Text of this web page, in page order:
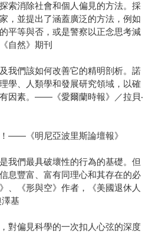
索消除社會和個人偏見的方法。採
，並提出了涵蓋廣泛的方法，例如
平等與否，或是警察以正念思考減
自然》期刊
我們該如何改善它的精明剖析。諾
學、人類學和發展研究領域，以確
因素。——《愛爾蘭時報》／拉貝‧
——《明尼亞波里斯論壇報》
我們最具破壞性的行為的基礎。但
息豐富、富有同理心和其存在的必
《形與空》作者，《美國退休人
澤基
對偏見科學的一次扣人心弦的深度